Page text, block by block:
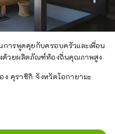
ารพูดคุยกับครอบครัวและเพื่อน
ด้วยผลิตภัณฑ์ท้องถิ่นคุณภาพสูง
ง คุราชิกิ จังหวัดโอกายามะ